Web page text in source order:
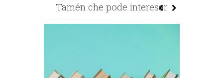
Tamén che pode interesar